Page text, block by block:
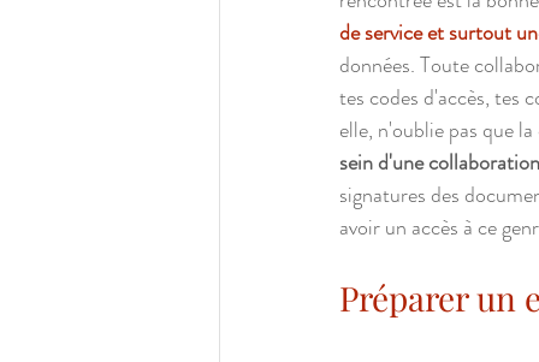
de service et surtout
données. Toute
tes codes d'accès, tes
elle, n'oublie pas que
sein d'une
signatures des
avoir un accès à ce
Préparer un